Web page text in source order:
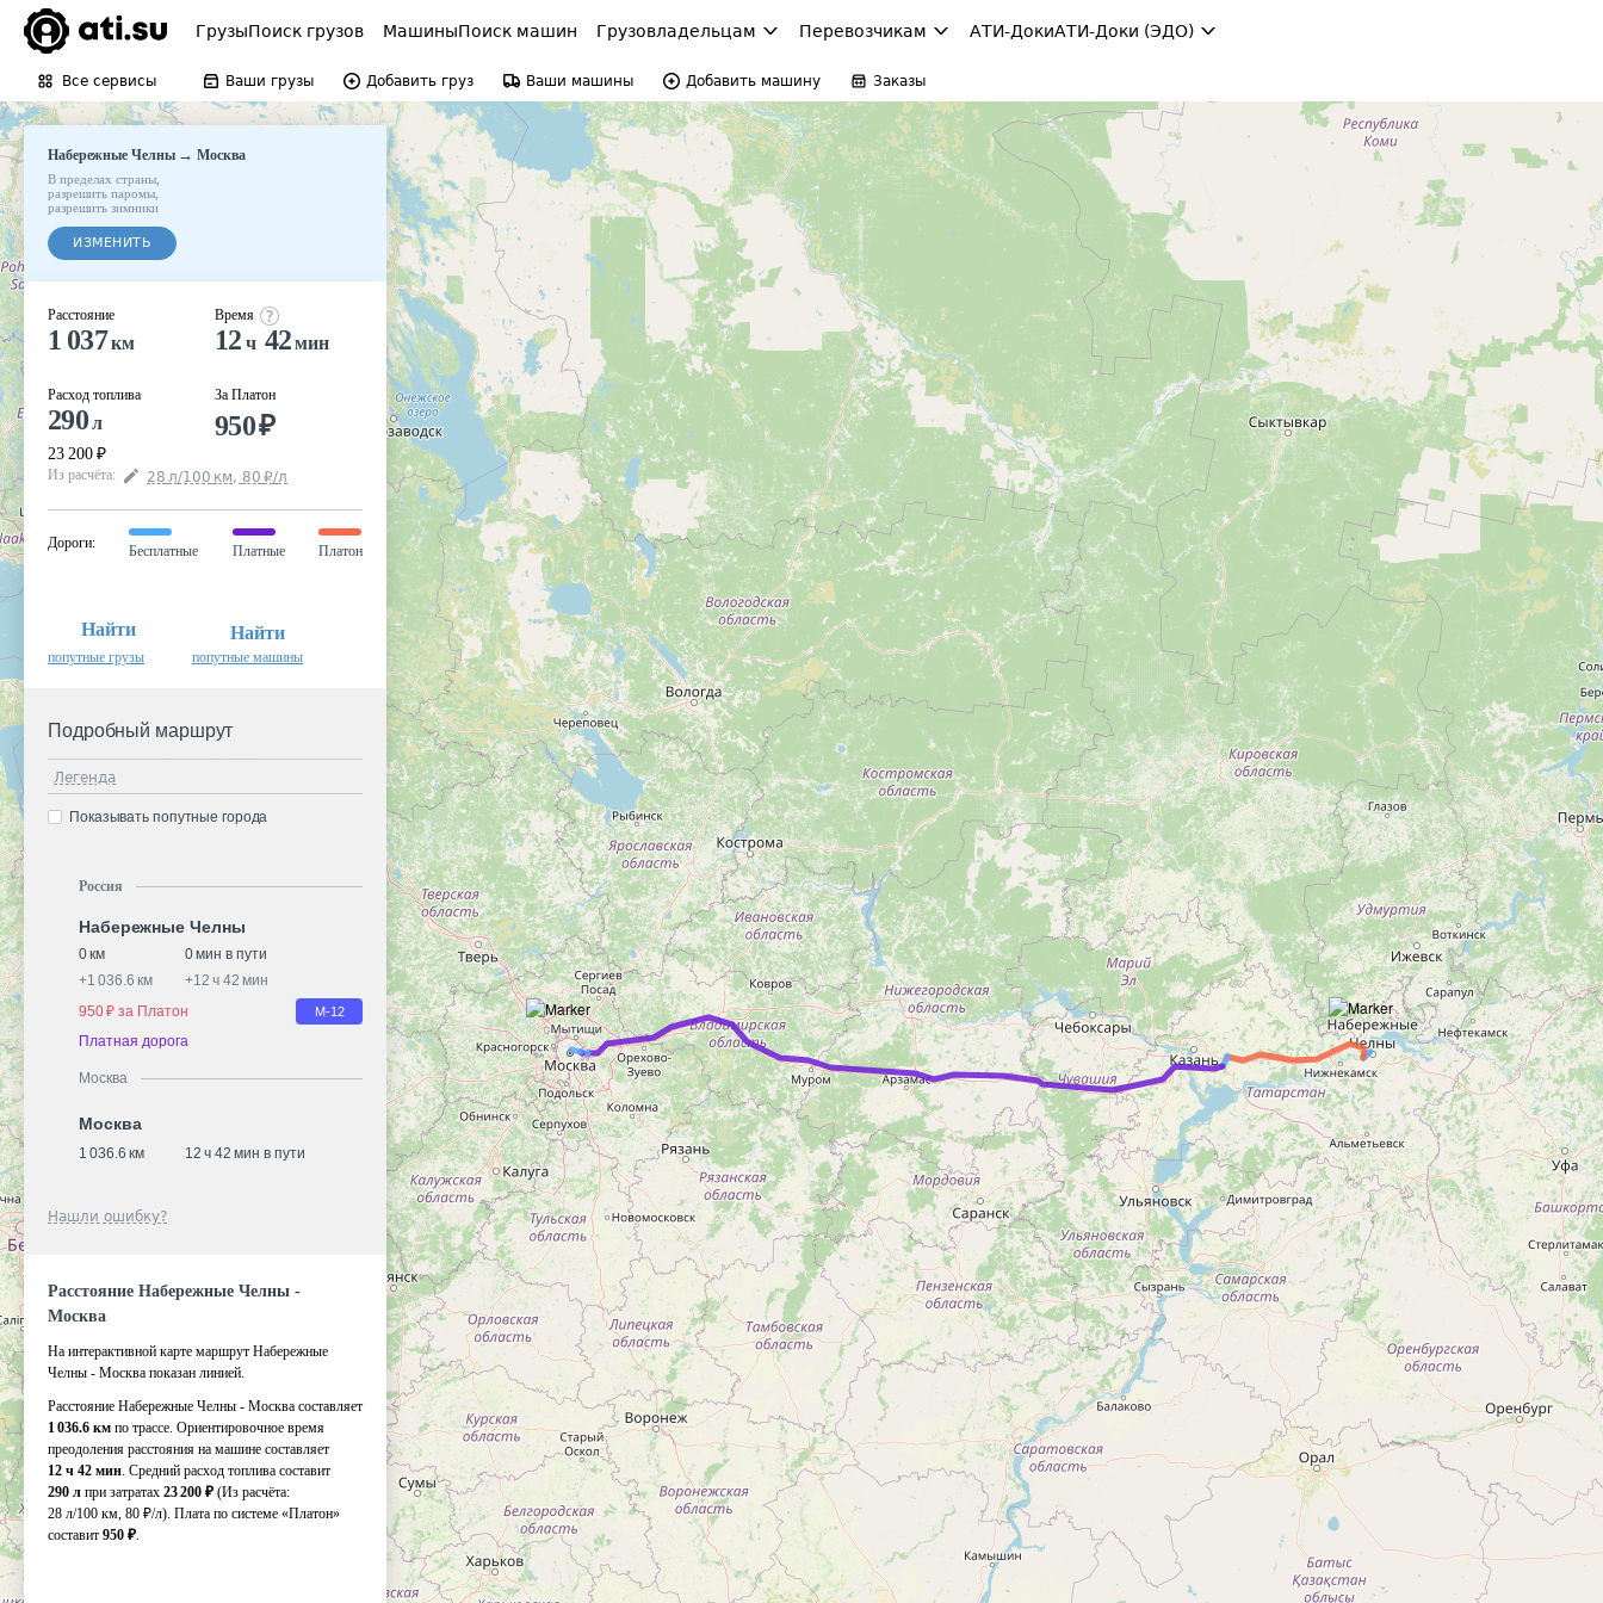
ГрузыПоиск грузов МашиныПоиск машин Грузовладельцам Перевозчикам АТИ-ДокиАТИ-Доки (ЭДО)
Все сервисы Ваши грузы Добавить груз Ваши машины Добавить машину Заказы
Набережные Челны→Москва
В пределах страны
разрешить паромы
разрешить зимники
ИЗМЕНИТЬ
Расстояние
1 037км
Расход топлива
290л
23 200 ₽
Время
12 ч 42 мин
За Платон
950₽
Из расчёта: 28 л/100 км, 80 ₽/л
Дороги:
Бесплатные Платные Платон
Найти
попутные грузы
Найти
попутные машины
Подробный маршрут
Легенда
Показывать попутные города
Россия
Набережные Челны
0 км
0 мин в пути
+1 036.6 км +12 ч 42 мин
950 ₽ за Платон
М-12
Платная дорога
Москва
Москва
1 036.6 км 12 ч 42 мин в пути
Нашли ошибку?
Расстояние Набережные Челны -
Москва
На интерактивной карте маршрут Набережные
Челны - Москва показан линией.
Расстояние Набережные Челны - Москва составляет
1 036.6 км по трассе. Ориентировочное время
преодоления расстояния на машине составляет
12 ч 42 мин. Средний расход топлива составит
290 л при затратах 23 200 ₽ (Из расчёта:
28 л/100 км, 80 ₽/л). Плата по системе «Платон»
составит 950 ₽.